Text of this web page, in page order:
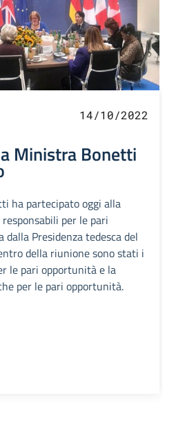
14/10/2022
Ministra Bonetti
ha partecipato oggi alla
per le pari
Presidenza tedesca del
della riunione sono stati i
le pari opportunità e la
per le pari opportunità.